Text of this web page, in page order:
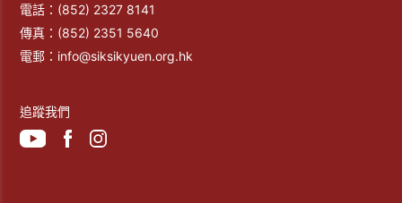
電話： (852) 2327 8141
傳真： (852) 2351 5640
電郵： info@siksikyuen.org.hk
追蹤我們